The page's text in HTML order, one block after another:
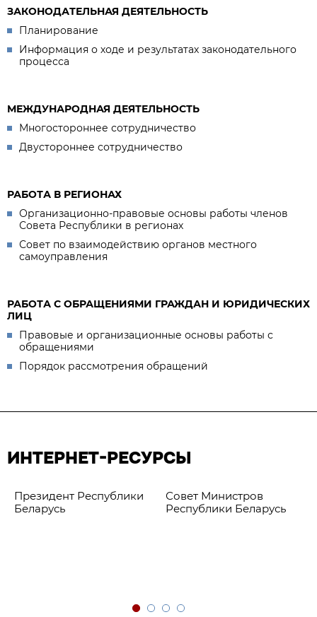
ЗАКОНОДАТЕЛЬНАЯ ДЕЯТЕЛЬНОСТЬ
Планирование
Информация о ходе и результатах законодательного
процесса
МЕЖДУНАРОДНАЯ ДЕЯТЕЛЬНОСТЬ
Многостороннее сотрудничество
Двустороннее сотрудничество
РАБОТА В РЕГИОНАХ
Организационно-правовые основы работы членов
Совета Республики в регионах
Совет по взаимодействию органов местного
самоуправления
РАБОТА С ОБРАЩЕНИЯМИ ГРАЖДАН И ЮРИДИЧЕСКИХ
ЛИЦ
Правовые и организационные основы работы с
обращениями
Порядок рассмотрения обращений
ИНТЕРНЕТ-РЕСУРСЫ
Президент Республики
Беларусь
Совет Министров
Республики Беларусь